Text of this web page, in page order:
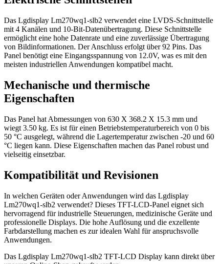
Das Lgdisplay Lm270wq1-slb2 verwendet eine LVDS-Schnittstelle
mit 4 Kanälen und 10-Bit-Datenübertragung. Diese Schnittstelle
ermöglicht eine hohe Datenrate und eine zuverlässige Übertragung
von Bildinformationen. Der Anschluss erfolgt über 92 Pins. Das
Panel benötigt eine Eingangsspannung von 12.0V, was es mit den
meisten industriellen Anwendungen kompatibel macht.
Mechanische und thermische
Eigenschaften
Das Panel hat Abmessungen von 630 X 368.2 X 15.3 mm und
wiegt 3.50 kg. Es ist für einen Betriebstemperaturbereich von 0 bis
50 °C ausgelegt, während die Lagertemperatur zwischen -20 und 60
°C liegen kann. Diese Eigenschaften machen das Panel robust und
vielseitig einsetzbar.
Kompatibilität und Revisionen
In welchen Geräten oder Anwendungen wird das Lgdisplay
Lm270wq1-slb2 verwendet? Dieses TFT-LCD-Panel eignet sich
hervorragend für industrielle Steuerungen, medizinische Geräte und
professionelle Displays. Die hohe Auflösung und die exzellente
Farbdarstellung machen es zur idealen Wahl für anspruchsvolle
Anwendungen.
Das Lgdisplay Lm270wq1-slb2 TFT-LCD Display kann direkt über